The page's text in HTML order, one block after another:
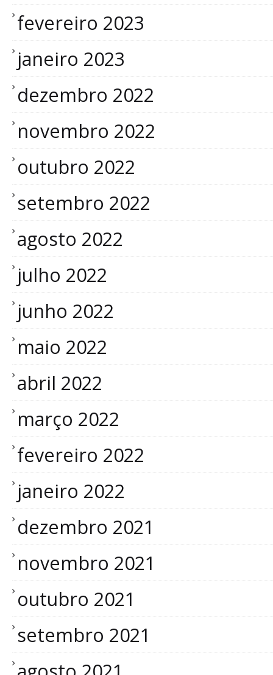
fevereiro 2023
janeiro 2023
dezembro 2022
novembro 2022
outubro 2022
setembro 2022
agosto 2022
julho 2022
junho 2022
maio 2022
abril 2022
março 2022
fevereiro 2022
janeiro 2022
dezembro 2021
novembro 2021
outubro 2021
setembro 2021